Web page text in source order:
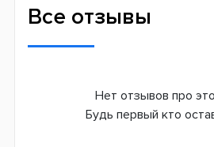
Сухая
Проблемная
Все отзывы
Нет отзывов про
Будь первый кто